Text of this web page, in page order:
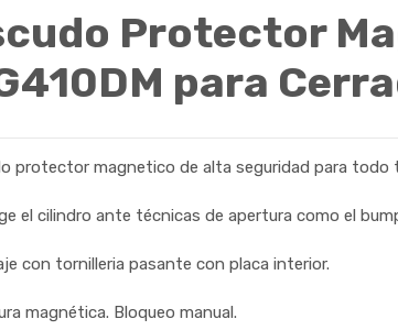
Protector
para
protector magnetico de alta seguridad para todo
el cilindro ante técnicas de apertura como el
con tornilleria pasante con placa interior.
magnética. Bloqueo manual.